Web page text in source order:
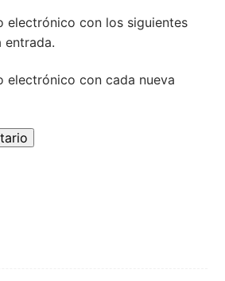
electrónico con los siguientes
entrada.
electrónico con cada nueva